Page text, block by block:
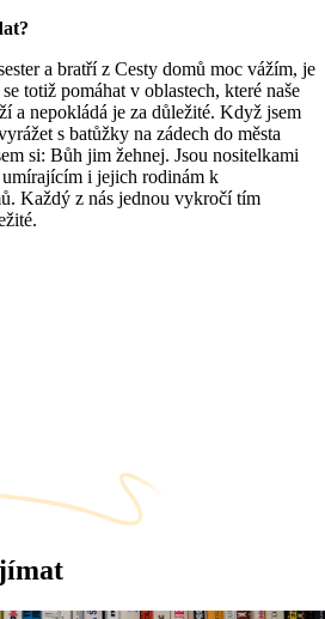
a bratří z Cesty domů moc vážím, je
totiž pomáhat v oblastech, které naše
a nepokládá je za důležité. Když jsem
s batůžky na zádech do města
si: Bůh jim žehnej. Jsou nositelkami
i jejich rodinám k
Každý z nás jednou vykročí tím